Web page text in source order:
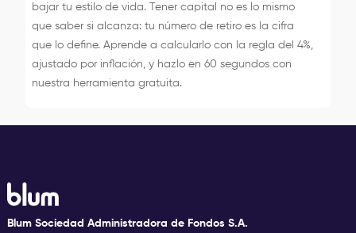
bajar tu estilo de vida. Tener capital no es lo mismo
que saber si alcanza: tu número de retiro es la cifra
que lo define. Aprende a calcularlo con la regla del 4%,
ajustado por inflación, y hazlo en 60 segundos con
nuestra herramienta gratuita.
Blum Sociedad Administradora de Fondos S.A.